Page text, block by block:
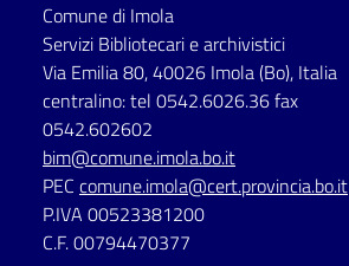
Seguici
su
Comune di Imola
Servizi Bibliotecari e archivistici
Via Emilia 80, 40026 Imola (Bo), Italia
centralino: tel 0542.6026.36 fax
0542.602602
bim@comune.imola.bo.it
PEC comune.imola@cert.provincia.bo.it
P.IVA 00523381200
C.F. 00794470377